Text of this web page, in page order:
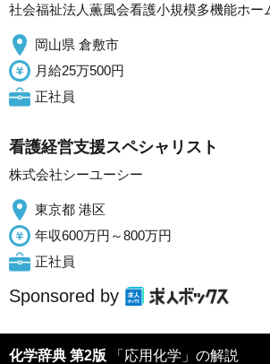
社会福祉法人薫風会看護小規模多機能ホー
岡山県 倉敷市
月給25万500円
正社員
看護経営支援スペシャリスト
株式会社シーユーシー
東京都 港区
年収600万円～800万円
正社員
Sponsored by
化学辞典 第2版 「応用化学」の解説